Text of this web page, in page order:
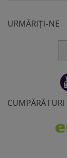
URMĂRIȚI-NE
CUMPĂRĂTURI